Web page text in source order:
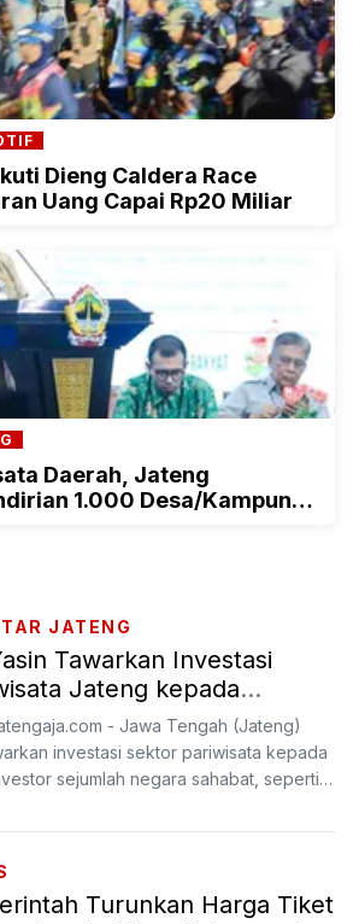
Dieng Caldera Race
Uang Capai Rp20 Miliar
Daerah, Jateng
1.000 Desa/Kampung
JATENG
Tawarkan Investasi
Jateng kepada
Negara Sahabat
- Jawa Tengah (Jateng)
investasi sektor pariwisata kepada
sejumlah negara sahabat, seperti
Turunkan Harga Tiket